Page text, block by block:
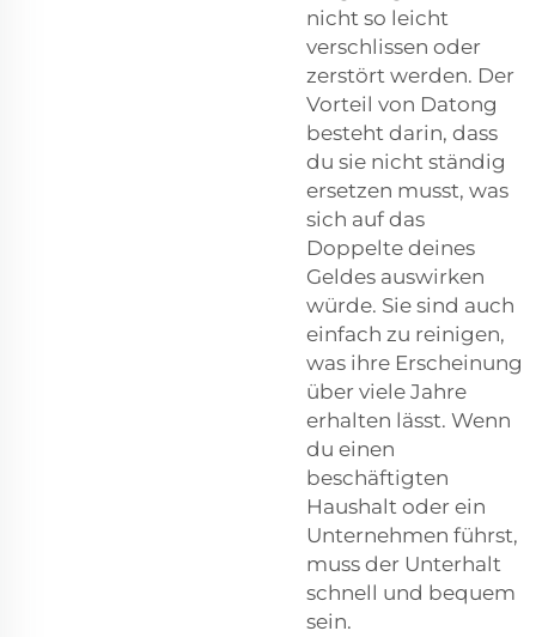
nicht so leicht
verschlissen oder
zerstört werden. Der
Vorteil von Datong
besteht darin, dass
du sie nicht ständig
ersetzen musst, was
sich auf das
Doppelte deines
Geldes auswirken
würde. Sie sind auch
einfach zu reinigen,
was ihre Erscheinung
über viele Jahre
erhalten lässt. Wenn
du einen
beschäftigten
Haushalt oder ein
Unternehmen führst,
muss der Unterhalt
schnell und bequem
sein.